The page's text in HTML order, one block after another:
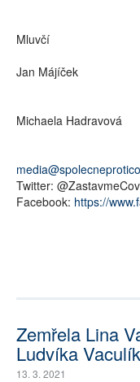
Mluvčí
Jan Májíček
Michaela Hadravová
Twitter:
Facebook: https://
Zemřela Lina
Ludvíka
13. 3. 2021